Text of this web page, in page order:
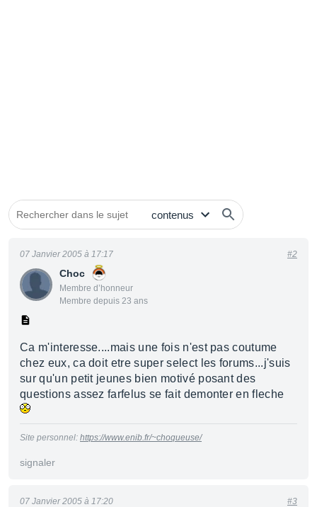
Choc
Membre d’honneur
Membre depuis 23 ans
07 Janvier 2005 à 17:17 #2
Ca m'interesse....mais une fois n'est pas coutume
chez eux, ca doit etre super select les forums...j'suis
sur qu'un petit jeunes bien motivé posant des
questions assez farfelus se fait demonter en fleche
Site personnel: https://www.enib.fr/~choqueuse/
signaler
07 Janvier 2005 à 17:20 #3